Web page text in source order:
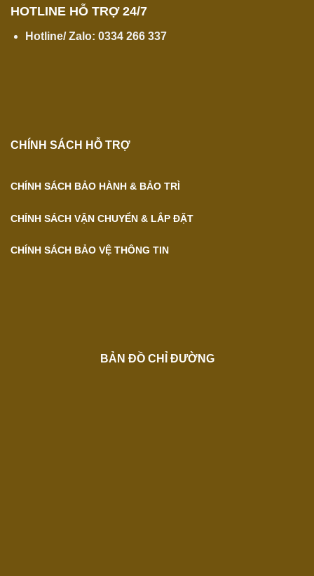
HOTLINE HỖ TRỢ 24/7
Hotline/ Zalo: 0334 266 337
CHÍNH SÁCH HỖ TRỢ
CHÍNH SÁCH BẢO HÀNH & BẢO TRÌ
CHÍNH SÁCH VẬN CHUYỂN & LẮP ĐẶT
CHÍNH SÁCH BẢO VỆ THÔNG TIN
BẢN ĐỒ CHỈ ĐƯỜNG